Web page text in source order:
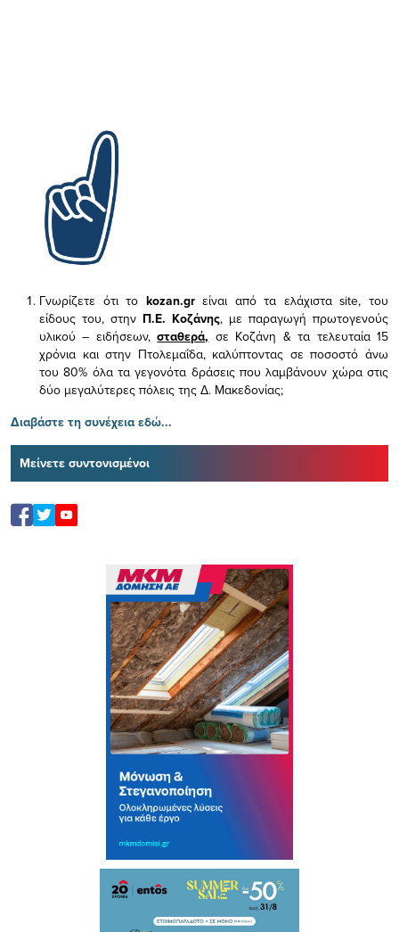
Γνωρίζετε ότι το kozan.gr είναι από τα ελάχισταsite, του
είδους του, στην Π.Ε. Κοζάνης, με παραγωγή πρωτογενούς
υλικού – ειδήσεων,σταθερά, σε Κοζάνη & τα τελευταία 15
χρόνια και στην Πτολεμαΐδα, καλύπτοντας σε ποσοστό άνω
του 80% όλα τα γεγονότα δράσεις που λαμβάνουν χώρα στις
δύο μεγαλύτερες πόλεις της Δ. Μακεδονίας;
Διαβάστε τη συνέχεια εδώ...
Μείνετε συντονισμένοι